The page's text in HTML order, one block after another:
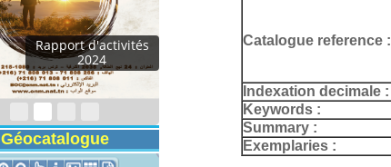
Rapport d'activités
2024
Géocatalogue
Catalogue reference :
Indexation decimale :
Keywords :
Summary :
Exemplaries :